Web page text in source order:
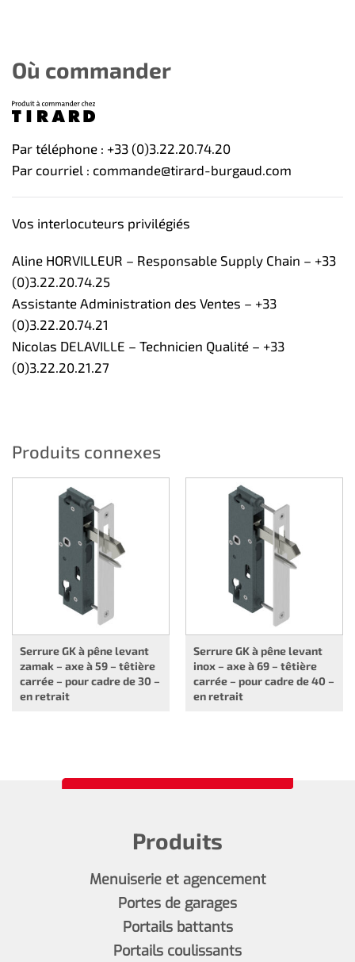
Où commander
Par téléphone : +33 (0)3.22.20.74.20
Par courriel : commande@tirard-burgaud.com
Vos interlocuteurs privilégiés
Aline HORVILLEUR – Responsable Supply Chain – +33
(0)3.22.20.74.25
Assistante Administration des Ventes – +33
(0)3.22.20.74.21
Nicolas DELAVILLE – Technicien Qualité – +33
(0)3.22.20.21.27
Produits connexes
Serrure GK à pêne levant
zamak – axe à 59 – têtière
carrée – pour cadre de 30 –
en retrait
Serrure GK à pêne levant
inox – axe à 69 – têtière
carrée – pour cadre de 40 –
en retrait
Produits
Menuiserie et agencement
Portes de garages
Portails battants
Portails coulissants